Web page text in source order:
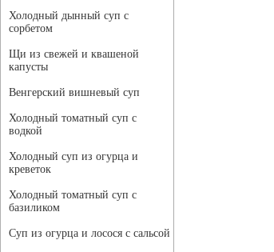
Холодный дынный суп с
сорбетом
Щи из свежей и квашеной
капусты
Венгерский вишневый суп
Холодный томатный суп с
водкой
Холодный суп из огурца и
креветок
Холодный томатный суп с
базиликом
Суп из огурца и лосося с сальсой